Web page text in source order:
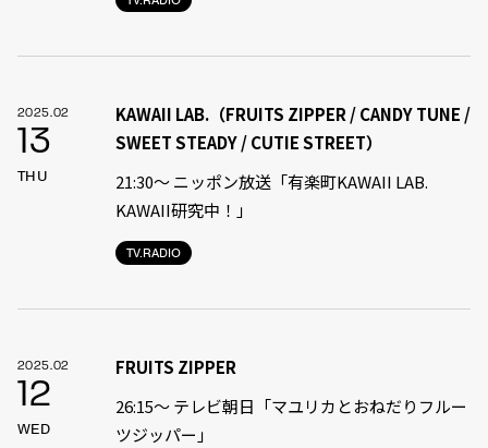
2025.02
13
THU
TV.RADIO
KAWAII LAB.（FRUITS ZIPPER / CANDY TUNE /
SWEET STEADY / CUTIE STREET）
21:30〜 ニッポン放送「有楽町KAWAII LAB.
KAWAII研究中！」
2025.02
12
WED
FRUITS ZIPPER
26:15～ テレビ朝日「マユリカとおねだりフルー
ツジッパー」